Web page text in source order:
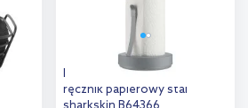
Blomus Loop stojak na
ręcznik papierowy stal